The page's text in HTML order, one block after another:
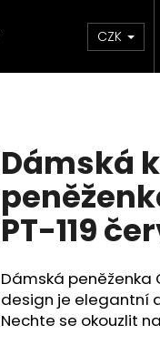
Doplňky
CZK
Dámská
PT-119
Dámská peněženka
design je elegantní
Nechte se okouzlit